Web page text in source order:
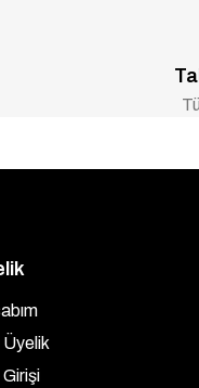
Üyelik